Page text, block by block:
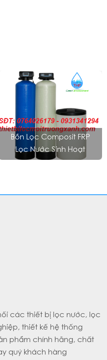
Bồn Lọc Composit FRP
Lọc Nước Sinh Hoạt
các thiết bị lọc nước, lọc
thiết kế hệ thống
phẩm chính hãng, chất
quý khách hàng